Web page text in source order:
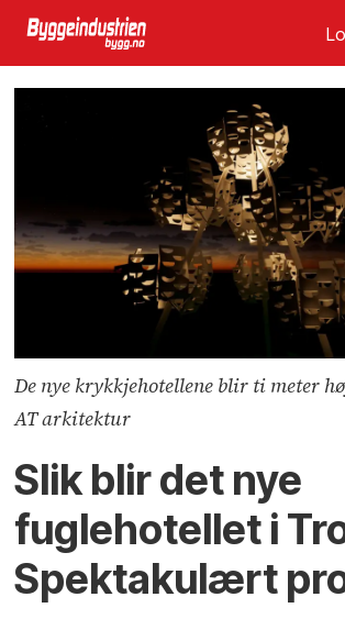
De nye krykkjehotellene blir ti meter
AT arkitektur
Slik blir det nye
fuglehotellet i
Spektakulært